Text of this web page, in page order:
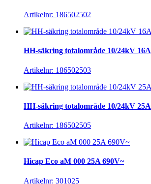
Artikelnr: 186502502
HH-säkring totalområde 10/24kV 16A
Artikelnr: 186502503
HH-säkring totalområde 10/24kV 25A
Artikelnr: 186502505
Hicap Eco aM 000 25A 690V~
Artikelnr: 301025